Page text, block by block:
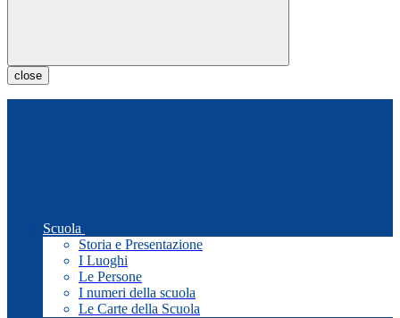
close
Scuola
Storia e Presentazione
I Luoghi
Le Persone
I numeri della scuola
Le Carte della Scuola